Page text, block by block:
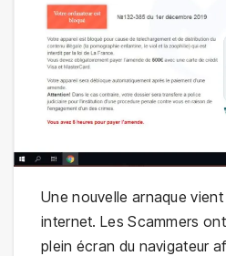
Une nouvelle arnaque
internet. Les Scammers
plein écran du navigateur